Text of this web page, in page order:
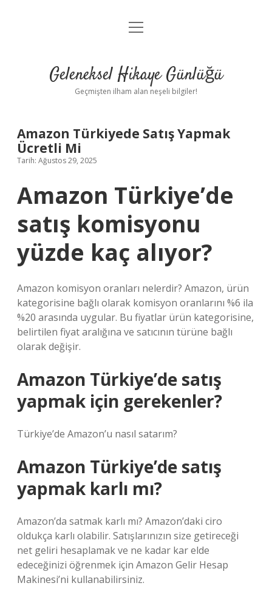
Anasayfa
Yasal Uyarı
menüyü
Geleneksel Hikaye Günlüğü
Geçmişten ilham alan neşeli bilgiler!
Amazon Türkiyede Satış Yapmak
Ücretli Mi
Tarih: Ağustos 29, 2025
Amazon Türkiye’de
satış komisyonu
yüzde kaç alıyor?
Amazon komisyon oranları nelerdir? Amazon, ürün
kategorisine bağlı olarak komisyon oranlarını %6 ila
%20 arasında uygular. Bu fiyatlar ürün kategorisine,
belirtilen fiyat aralığına ve satıcının türüne bağlı
olarak değişir.
Amazon Türkiye’de satış
yapmak için gerekenler?
Türkiye’de Amazon’u nasıl satarım?
Amazon Türkiye’de satış
yapmak karlı mı?
Amazon’da satmak karlı mı? Amazon’daki ciro
oldukça karlı olabilir. Satışlarınızın size getireceği
net geliri hesaplamak ve ne kadar kar elde
edeceğinizi öğrenmek için Amazon Gelir Hesap
Makinesi’ni kullanabilirsiniz.